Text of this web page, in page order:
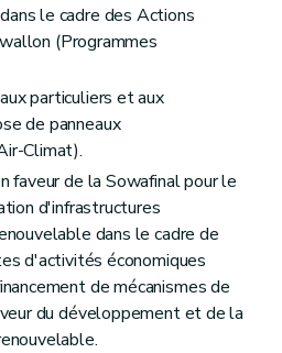
le cadre des Actions
(Programmes
particuliers et aux
de panneaux
Climat).
faveur de la Sowafinal pour le
d'infrastructures
dans le cadre de
d'activités économiques
de mécanismes de
du développement et de la